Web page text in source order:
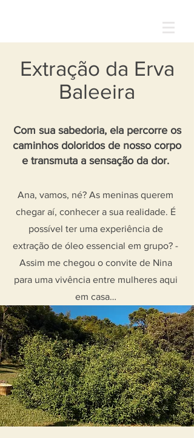
Extração da Erva
Baleeira
Com sua sabedoria, ela percorre os
caminhos doloridos de nosso corpo
e transmuta a sensação da dor.
Ana, vamos, né? As meninas querem
chegar aí, conhecer a sua realidade. É
possível ter uma experiência de
extração de óleo essencial em grupo? -
Assim me chegou o convite de Nina
para uma vivência entre mulheres aqui
em casa…